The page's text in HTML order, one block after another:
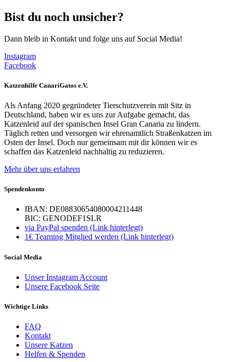
Bist du noch unsicher?
Dann bleib in Kontakt und folge uns auf Social Media!
Instagram
Facebook
Katzenhilfe CanariGatos e.V.
Als Anfang 2020 gegründeter Tierschutzverein mit Sitz in
Deutschland, haben wir es uns zur Aufgabe gemacht, das
Katzenleid auf der spanischen Insel Gran Canaria zu lindern.
Täglich retten und versorgen wir ehrenamtlich Straßenkatzen im
Osten der Insel. Doch nur gemeinsam mit dir können wir es
schaffen das Katzenleid nachhaltig zu reduzieren.
Mehr über uns erfahren
Spendenkonto
IBAN: DE08830654080004211448
BIC: GENODEF1SLR
via PayPal spenden (Link hinterlegt)
1€ Teaming Mitglied werden (Link hinterlegt)
Social Media
Unser Instagram Account
Unsere Facebook Seite
Wichtige Links
FAQ
Kontakt
Unsere Katzen
Helfen & Spenden